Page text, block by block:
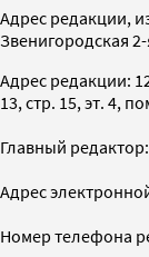
Адрес редакции,
Звенигородская 2-
Адрес редакции:
13, стр. 15, эт. 4,
Главный
Адрес
Номер телефона